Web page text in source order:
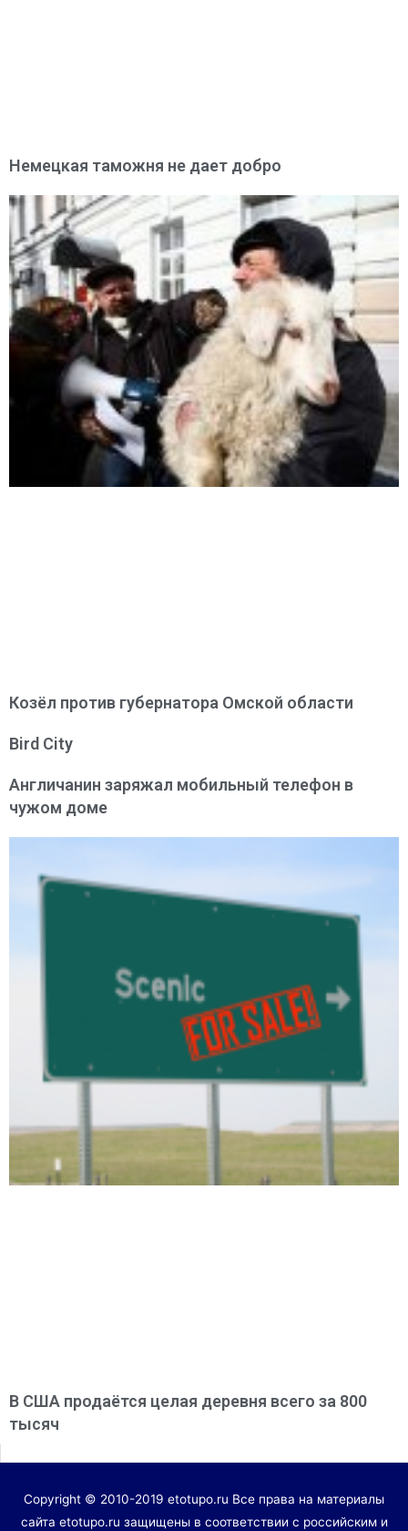
Немецкая таможня не дает добро
Козёл против губернатора Омской области
Bird City
Англичанин заряжал мобильный телефон в
чужом доме
В США продаётся целая деревня всего за 800
тысяч
Copyright © 2010-2019 etotupo.ru Все права на материалы
сайта etotupo.ru защищены в соответствии с российским и